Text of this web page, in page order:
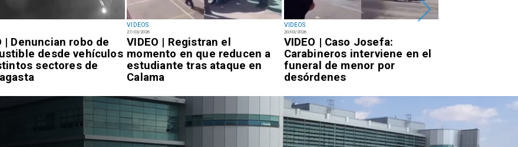
| Denuncian robo de
desde vehículos
sectores de
VIDEOS
27/03/2026
VIDEO | Registran el
momento en que reducen a
estudiante tras ataque en
Calama
VIDEOS
20/03/2026
VIDEO | Caso Josefa:
Carabineros interviene en el
funeral de menor por
desórdenes